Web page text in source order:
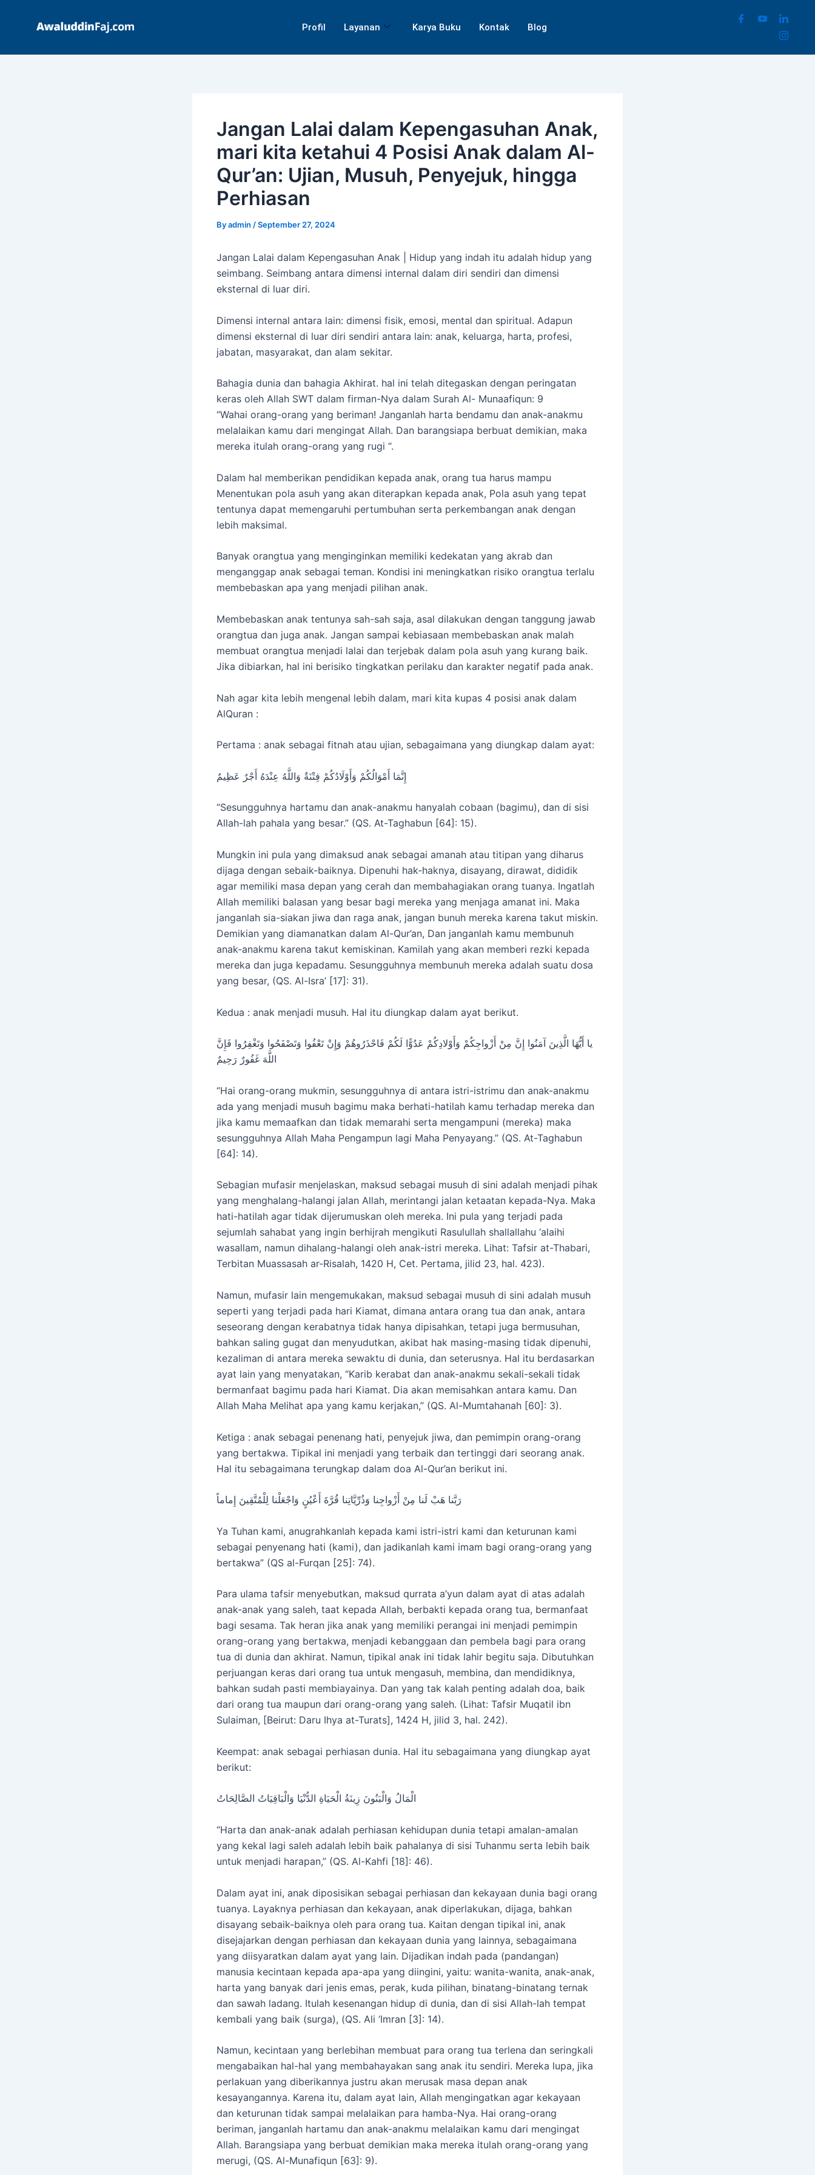
Profil Layanan Karya Buku Kontak Blog
Jangan Lalai dalam Kepengasuhan Anak,
mari kita ketahui 4 Posisi Anak dalam Al-
Qur’an: Ujian, Musuh, Penyejuk, hingga
Perhiasan
Byadmin /September 27, 2024
Jangan Lalai dalam Kepengasuhan Anak | Hidup yang indah itu adalah hidup yang
seimbang. Seimbang antara dimensi internal dalam diri sendiri dan dimensi
eksternal di luar diri.
Dimensi internal antara lain: dimensi fisik, emosi, mental dan spiritual. Adapun
dimensi eksternal di luar diri sendiri antara lain: anak, keluarga, harta, profesi,
jabatan, masyarakat, dan alam sekitar.
Bahagia dunia dan bahagia Akhirat. hal ini telah ditegaskan dengan peringatan
keras oleh Allah SWT dalam firman-Nya dalam Surah Al- Munaafiqun: 9
“Wahai orang-orang yang beriman! Janganlah harta bendamu dan anak-anakmu
melalaikan kamu dari mengingat Allah. Dan barangsiapa berbuat demikian, maka
mereka itulah orang-orang yang rugi “.
Dalam hal memberikan pendidikan kepada anak, orang tua harus mampu
Menentukan pola asuh yang akan diterapkan kepada anak, Pola asuh yang tepat
tentunya dapat memengaruhi pertumbuhan serta perkembangan anak dengan
lebih maksimal.
Banyak orangtua yang menginginkan memiliki kedekatan yang akrab dan
menganggap anak sebagai teman. Kondisi ini meningkatkan risiko orangtua terlalu
membebaskan apa yang menjadi pilihan anak.
Membebaskan anak tentunya sah-sah saja, asal dilakukan dengan tanggung jawab
orangtua dan juga anak. Jangan sampai kebiasaan membebaskan anak malah
membuat orangtua menjadi lalai dan terjebak dalam pola asuh yang kurang baik.
Jika dibiarkan, hal ini berisiko tingkatkan perilaku dan karakter negatif pada anak.
Nah agar kita lebih mengenal lebih dalam, mari kita kupas 4 posisi anak dalam
AlQuran :
Pertama : anak sebagai fitnah atau ujian, sebagaimana yang diungkap dalam ayat:
إِنَّمَا أَمْوَالُكُمْ وَأَوْلَادُكُمْ فِتْنَةٌ وَاللَّهُ عِنْدَهُ أَجْرٌ عَظِيمٌ
“Sesungguhnya hartamu dan anak-anakmu hanyalah cobaan (bagimu), dan di sisi
Allah-lah pahala yang besar.” (QS. At-Taghabun [64]: 15).
Mungkin ini pula yang dimaksud anak sebagai amanah atau titipan yang diharus
dijaga dengan sebaik-baiknya. Dipenuhi hak-haknya, disayang, dirawat, dididik
agar memiliki masa depan yang cerah dan membahagiakan orang tuanya. Ingatlah
Allah memiliki balasan yang besar bagi mereka yang menjaga amanat ini. Maka
janganlah sia-siakan jiwa dan raga anak, jangan bunuh mereka karena takut miskin.
Demikian yang diamanatkan dalam Al-Qur’an, Dan janganlah kamu membunuh
anak-anakmu karena takut kemiskinan. Kamilah yang akan memberi rezki kepada
mereka dan juga kepadamu. Sesungguhnya membunuh mereka adalah suatu dosa
yang besar, (QS. Al-Isra’ [17]: 31).
Kedua : anak menjadi musuh. Hal itu diungkap dalam ayat berikut.
يا أَيُّهَا الَّذِينَ آمَنُوا إِنَّ مِنْ أَزْواجِكُمْ وَأَوْلادِكُمْ عَدُوًّا لَكُمْ فَاحْذَرُوهُمْ وَإِنْ تَعْفُوا وَتَصْفَحُوا وَتَغْفِرُوا فَإِنَّ
اللَّهَ غَفُورٌ رَحِيمٌ
“Hai orang-orang mukmin, sesungguhnya di antara istri-istrimu dan anak-anakmu
ada yang menjadi musuh bagimu maka berhati-hatilah kamu terhadap mereka dan
jika kamu memaafkan dan tidak memarahi serta mengampuni (mereka) maka
sesungguhnya Allah Maha Pengampun lagi Maha Penyayang.” (QS. At-Taghabun
[64]: 14).
Sebagian mufasir menjelaskan, maksud sebagai musuh di sini adalah menjadi pihak
yang menghalang-halangi jalan Allah, merintangi jalan ketaatan kepada-Nya. Maka
hati-hatilah agar tidak dijerumuskan oleh mereka. Ini pula yang terjadi pada
sejumlah sahabat yang ingin berhijrah mengikuti Rasulullah shallallahu ‘alaihi
wasallam, namun dihalang-halangi oleh anak-istri mereka. Lihat: Tafsir at-Thabari,
Terbitan Muassasah ar-Risalah, 1420 H, Cet. Pertama, jilid 23, hal. 423).
Namun, mufasir lain mengemukakan, maksud sebagai musuh di sini adalah musuh
seperti yang terjadi pada hari Kiamat, dimana antara orang tua dan anak, antara
seseorang dengan kerabatnya tidak hanya dipisahkan, tetapi juga bermusuhan,
bahkan saling gugat dan menyudutkan, akibat hak masing-masing tidak dipenuhi,
kezaliman di antara mereka sewaktu di dunia, dan seterusnya. Hal itu berdasarkan
ayat lain yang menyatakan, “Karib kerabat dan anak-anakmu sekali-sekali tidak
bermanfaat bagimu pada hari Kiamat. Dia akan memisahkan antara kamu. Dan
Allah Maha Melihat apa yang kamu kerjakan,” (QS. Al-Mumtahanah [60]: 3).
Ketiga : anak sebagai penenang hati, penyejuk jiwa, dan pemimpin orang-orang
yang bertakwa. Tipikal ini menjadi yang terbaik dan tertinggi dari seorang anak.
Hal itu sebagaimana terungkap dalam doa Al-Qur’an berikut ini.
رَبَّنا هَبْ لَنا مِنْ أَزْواجِنا وَذُرِّيَّاتِنا قُرَّةَ أَعْيُنٍ وَاجْعَلْنا لِلْمُتَّقِينَ إِماماً
Ya Tuhan kami, anugrahkanlah kepada kami istri-istri kami dan keturunan kami
sebagai penyenang hati (kami), dan jadikanlah kami imam bagi orang-orang yang
bertakwa” (QS al-Furqan [25]: 74).
Para ulama tafsir menyebutkan, maksud qurrata a’yun dalam ayat di atas adalah
anak-anak yang saleh, taat kepada Allah, berbakti kepada orang tua, bermanfaat
bagi sesama. Tak heran jika anak yang memiliki perangai ini menjadi pemimpin
orang-orang yang bertakwa, menjadi kebanggaan dan pembela bagi para orang
tua di dunia dan akhirat. Namun, tipikal anak ini tidak lahir begitu saja. Dibutuhkan
perjuangan keras dari orang tua untuk mengasuh, membina, dan mendidiknya,
bahkan sudah pasti membiayainya. Dan yang tak kalah penting adalah doa, baik
dari orang tua maupun dari orang-orang yang saleh. (Lihat: Tafsir Muqatil ibn
Sulaiman, [Beirut: Daru Ihya at-Turats], 1424 H, jilid 3, hal. 242).
Keempat: anak sebagai perhiasan dunia. Hal itu sebagaimana yang diungkap ayat
berikut:
الْمَالُ وَالْبَنُونَ زِينَةُ الْحَيَاةِ الدُّنْيَا وَالْبَاقِيَاتُ الصَّالِحَاتُ
“Harta dan anak-anak adalah perhiasan kehidupan dunia tetapi amalan-amalan
yang kekal lagi saleh adalah lebih baik pahalanya di sisi Tuhanmu serta lebih baik
untuk menjadi harapan,” (QS. Al-Kahfi [18]: 46).
Dalam ayat ini, anak diposisikan sebagai perhiasan dan kekayaan dunia bagi orang
tuanya. Layaknya perhiasan dan kekayaan, anak diperlakukan, dijaga, bahkan
disayang sebaik-baiknya oleh para orang tua. Kaitan dengan tipikal ini, anak
disejajarkan dengan perhiasan dan kekayaan dunia yang lainnya, sebagaimana
yang diisyaratkan dalam ayat yang lain. Dijadikan indah pada (pandangan)
manusia kecintaan kepada apa-apa yang diingini, yaitu: wanita-wanita, anak-anak,
harta yang banyak dari jenis emas, perak, kuda pilihan, binatang-binatang ternak
dan sawah ladang. Itulah kesenangan hidup di dunia, dan di sisi Allah-lah tempat
kembali yang baik (surga), (QS. Ali ‘Imran [3]: 14).
Namun, kecintaan yang berlebihan membuat para orang tua terlena dan seringkali
mengabaikan hal-hal yang membahayakan sang anak itu sendiri. Mereka lupa, jika
perlakuan yang diberikannya justru akan merusak masa depan anak
kesayangannya. Karena itu, dalam ayat lain, Allah mengingatkan agar kekayaan
dan keturunan tidak sampai melalaikan para hamba-Nya. Hai orang-orang
beriman, janganlah hartamu dan anak-anakmu melalaikan kamu dari mengingat
Allah. Barangsiapa yang berbuat demikian maka mereka itulah orang-orang yang
merugi, (QS. Al-Munafiqun [63]: 9).